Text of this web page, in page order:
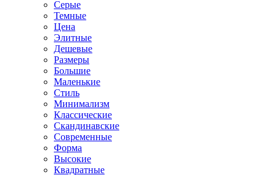
Серые
Темные
Цена
Элитные
Дешевые
Размеры
Большие
Маленькие
Стиль
Минимализм
Классические
Скандинавские
Современные
Форма
Высокие
Квадратные